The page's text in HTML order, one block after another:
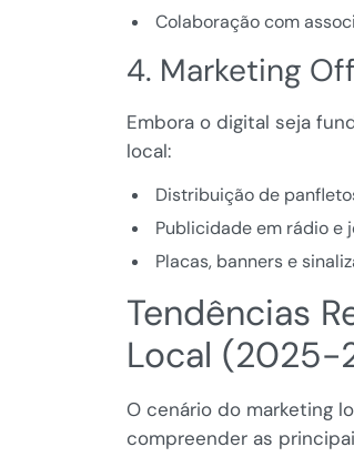
Colaboração com
4. Marketing
Embora o digital seja
local:
Distribuição de
Publicidade em rádio e
Placas, banners e
Tendências
Local (2025-
O cenário do marketing
compreender as